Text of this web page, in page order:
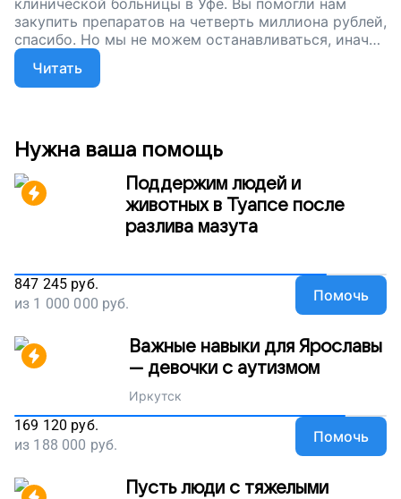
клинической больницы в Уфе. Вы помогли нам
закупить препаратов на четверть миллиона рублей,
спасибо. Но мы не можем останавливаться, иначе
болезнь одолеет. Помогите детям победить рак,
поддержите наш проект!
Читать
Нужна ваша помощь
Поддержим людей и
животных в Туапсе после
разлива мазута
847 245 руб.
из 1 000 000 руб. Помочь
Важные навыки для Ярославы
— девочки с аутизмом
Иркутск
169 120 руб.
из 188 000 руб. Помочь
Пусть люди с тяжелыми